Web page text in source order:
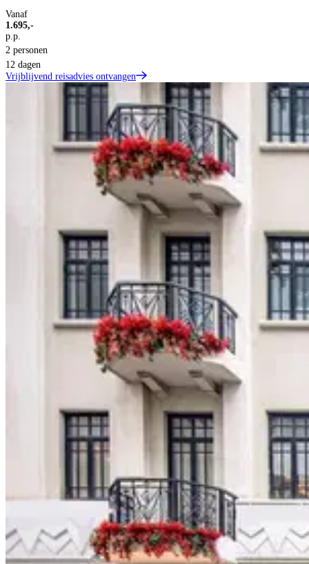
Vanaf
1.695,-
p.p.
2 personen
12 dagen
Vrijblijvend reisadvies ontvangen